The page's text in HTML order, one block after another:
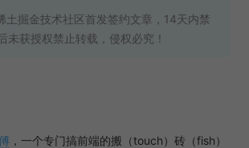
土掘金技术社区首发签约文章，14天内禁
未获授权禁止转载，侵权必究！
，一个专门搞前端的搬（touch）砖（fish）